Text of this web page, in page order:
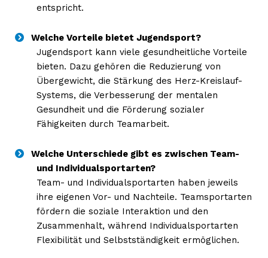
entspricht.
Welche Vorteile bietet Jugendsport?
Jugendsport kann viele gesundheitliche Vorteile
bieten. Dazu gehören die Reduzierung von
Übergewicht, die Stärkung des Herz-Kreislauf-
Systems, die Verbesserung der mentalen
Gesundheit und die Förderung sozialer
Fähigkeiten durch Teamarbeit.
Welche Unterschiede gibt es zwischen Team-
und Individualsportarten?
Team- und Individualsportarten haben jeweils
ihre eigenen Vor- und Nachteile. Teamsportarten
fördern die soziale Interaktion und den
Zusammenhalt, während Individualsportarten
Flexibilität und Selbstständigkeit ermöglichen.